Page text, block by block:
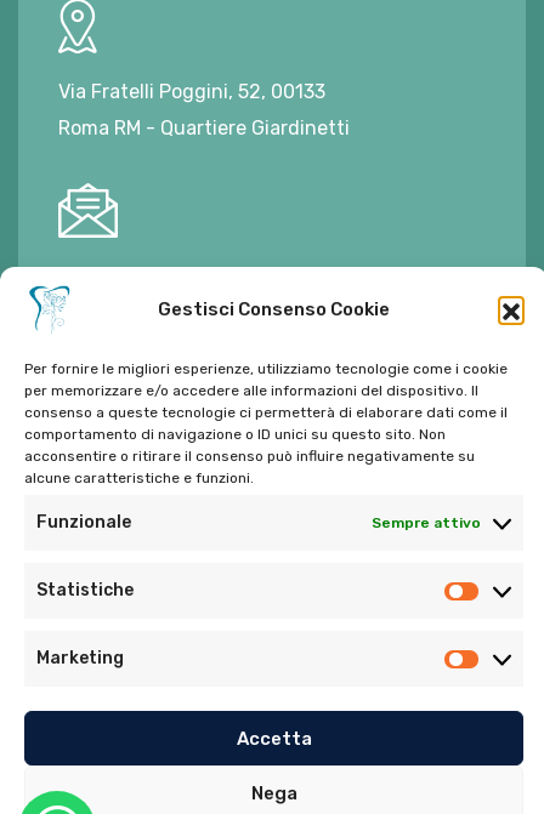
Gestisci Consenso Cookie
Per fornire le migliori esperienze, utilizziamo tecnologie come i cookie
per memorizzare e/o accedere alle informazioni del dispositivo. Il
consenso a queste tecnologie ci permetterà di elaborare dati come il
comportamento di navigazione o ID unici su questo sito. Non
acconsentire o ritirare il consenso può influire negativamente su
alcune caratteristiche e funzioni.
Funzionale Sempre attivo
Statistiche
Marketing
Accetta
Nega
Via Fratelli Poggini, 52, 00133
Roma RM - Quartiere Giardinetti
Tel: 06 272342
Tel:393 9810086
© Copyright 2022. Tutti i diritti riservati di Ambulatorio
Privacy Policy–Cookie Policy (UE)
Sito realizzato da
MG Group Italia